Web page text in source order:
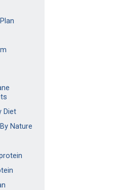
Diet
Nature